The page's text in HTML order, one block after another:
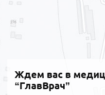
Ждем вас в
“ГлавВрач”